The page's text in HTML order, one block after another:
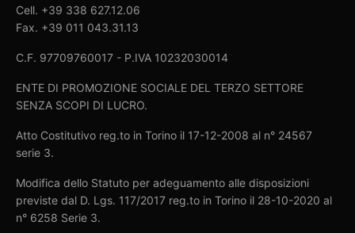
Cell. +39 338 627.12.06
Fax. +39 011 043.31.13
C.F. 97709760017 - P.IVA 10232030014
ENTE DI PROMOZIONE SOCIALE DEL TERZO SETTORE
SENZA SCOPI DI LUCRO.
Atto Costitutivo reg.to in Torino il 17-12-2008 al n° 24567
serie 3.
Modifica dello Statuto per adeguamento alle disposizioni
previste dal D. Lgs. 117/2017 reg.to in Torino il 28-10-2020 al
n° 6258 Serie 3.